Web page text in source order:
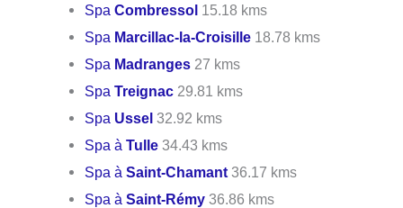
SpaCombressol 15.18 kms
Spa Marcillac-la-Croisille 18.78 kms
Spa Madranges 27 kms
SpaTreignac 29.81 kms
Spa Ussel 32.92 kms
Spa àTulle 34.43 kms
Spa àSaint-Chamant 36.17 kms
Spa àSaint-Rémy 36.86 kms